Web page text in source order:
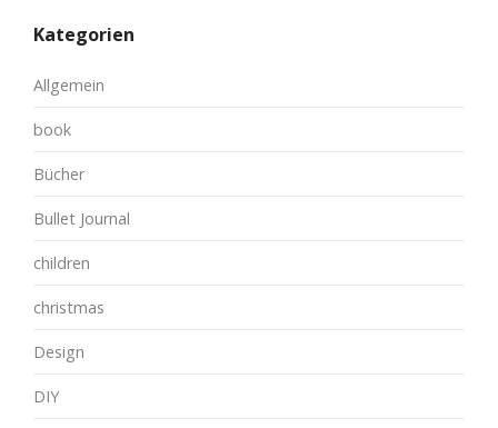
Kategorien
Allgemein
book
Bücher
Bullet Journal
children
christmas
Design
DIY